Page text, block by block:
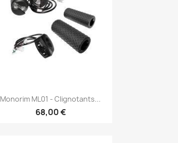
Aperçu rapide
Monorim ML01 - Clignotants...
68,00 €